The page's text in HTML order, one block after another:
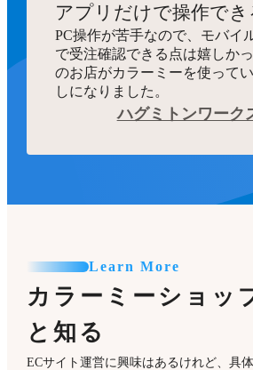
アプリだけで操作でき
PC操作が苦手なので、モバイ
で受注確認できる点は嬉しか
のお店がカラーミーを使って
しになりました。
ハグミトンワーク
Learn More
カラーミーショッ
と知る
ECサイト運営に興味はあるけれど、具